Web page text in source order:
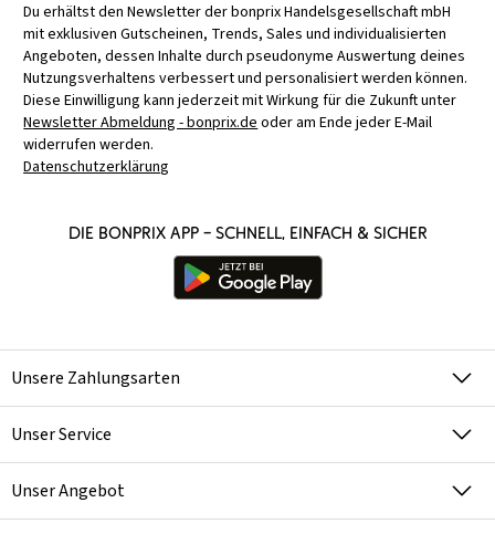
Du erhältst den Newsletter der bonprix Handelsgesellschaft mbH
mit exklusiven Gutscheinen, Trends, Sales und individualisierten
Angeboten, dessen Inhalte durch pseudonyme Auswertung deines
Nutzungsverhaltens verbessert und personalisiert werden können.
Diese Einwilligung kann jederzeit mit Wirkung für die Zukunft unter
Newsletter Abmeldung - bonprix.deoder am Ende jeder E-Mail
widerrufen werden.
Datenschutzerklärung
Die bonprix App – schnell, einfach & sicher
Unsere Zahlungsarten
Unser Service
Unser Angebot